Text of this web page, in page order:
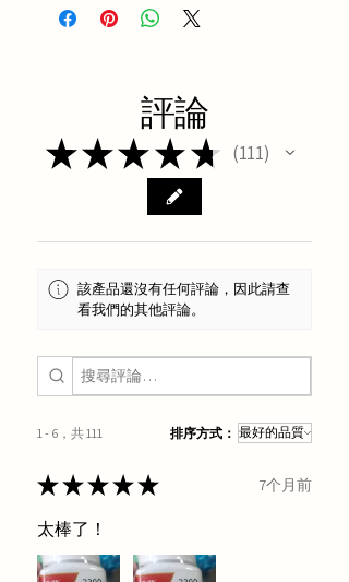
評論
★★★★★ 111
111
該產品還沒有任何評論，因此請查
看我們的其他評論。
1 - 6，共 111 排序方式：
★★★★★ 7个月前
太棒了！